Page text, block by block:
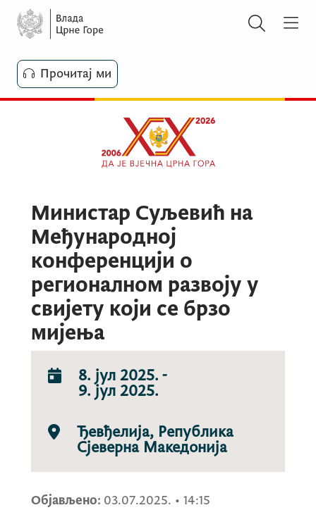
Прочитај ми
Министар Суљевић на
Међународној
конференцији о
регионалном развоју у
свијету који се брзо
мијења
8. јул 2025. -
9. јул 2025.
Ђевђелија, Република
Сјеверна Македонија
Објављено: 03.07.2025. • 14:15